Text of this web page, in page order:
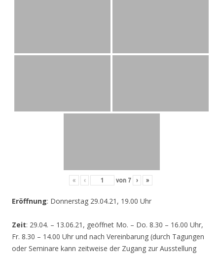
« ‹ von 7 › »
Eröffnung: Donnerstag 29.04.21, 19.00 Uhr
Zeit: 29.04. – 13.06.21, geöffnet Mo. – Do. 8.30 – 16.00 Uhr,
Fr. 8.30 – 14.00 Uhr und nach Vereinbarung (durch Tagungen
oder Seminare kann zeitweise der Zugang zur Ausstellung